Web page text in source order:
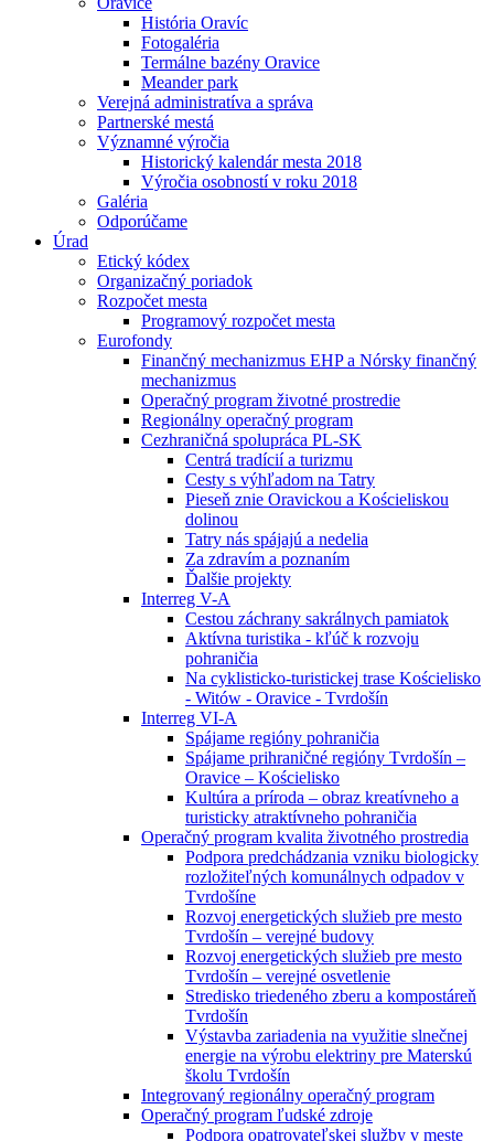
História Oravíc
Fotogaléria
Termálne bazény Oravice
Meander park
Verejná administratíva a správa
Partnerské mestá
Významné výročia
Historický kalendár mesta 2018
Výročia osobností v roku 2018
Galéria
Odporúčame
Úrad
Etický kódex
Organizačný poriadok
Rozpočet mesta
Programový rozpočet mesta
Eurofondy
Finančný mechanizmus EHP a Nórsky finančný
mechanizmus
Operačný program životné prostredie
Regionálny operačný program
Cezhraničná spolupráca PL-SK
Centrá tradícií a turizmu
Cesty s výhľadom na Tatry
Pieseň znie Oravickou a Kościeliskou
dolinou
Tatry nás spájajú a nedelia
Za zdravím a poznaním
Ďalšie projekty
Interreg V-A
Cestou záchrany sakrálnych pamiatok
Aktívna turistika - kľúč k rozvoju
pohraničia
Na cyklisticko-turistickej trase Kościelisko
- Witów - Oravice - Tvrdošín
Interreg VI-A
Spájame regióny pohraničia
Spájame prihraničné regióny Tvrdošín –
Oravice – Kościelisko
Kultúra a príroda – obraz kreatívneho a
turisticky atraktívneho pohraničia
Operačný program kvalita životného prostredia
Podpora predchádzania vzniku biologicky
rozložiteľných komunálnych odpadov v
Tvrdošíne
Rozvoj energetických služieb pre mesto
Tvrdošín – verejné budovy
Rozvoj energetických služieb pre mesto
Tvrdošín – verejné osvetlenie
Stredisko triedeného zberu a kompostáreň
Tvrdošín
Výstavba zariadenia na využitie slnečnej
energie na výrobu elektriny pre Materskú
školu Tvrdošín
Integrovaný regionálny operačný program
Operačný program ľudské zdroje
Podpora opatrovateľskej služby v meste